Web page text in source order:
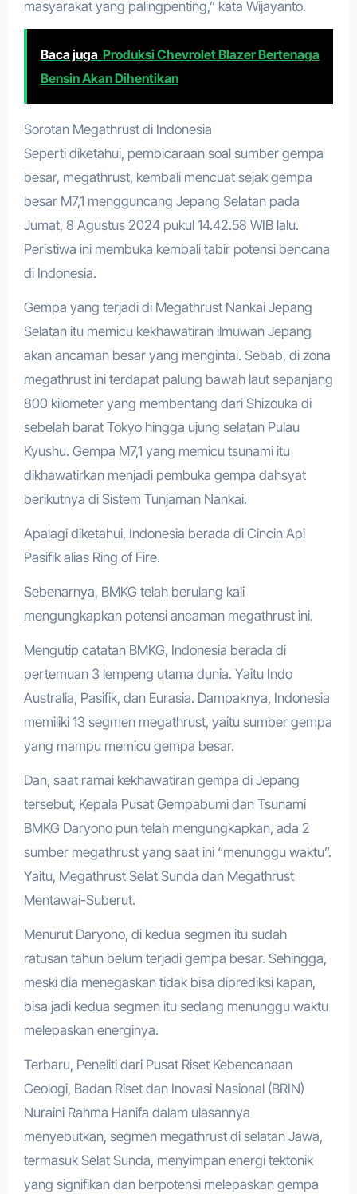
masyarakat yang palingpenting,” kata Wijayanto.
Baca juga Produksi Chevrolet Blazer Bertenaga
Bensin Akan Dihentikan
Sorotan Megathrust di Indonesia
Seperti diketahui, pembicaraan soal sumber gempa
besar, megathrust, kembali mencuat sejak gempa
besar M7,1 mengguncang Jepang Selatan pada
Jumat, 8 Agustus 2024 pukul 14.42.58 WIB lalu.
Peristiwa ini membuka kembali tabir potensi bencana
di Indonesia.
Gempa yang terjadi di Megathrust Nankai Jepang
Selatan itu memicu kekhawatiran ilmuwan Jepang
akan ancaman besar yang mengintai. Sebab, di zona
megathrust ini terdapat palung bawah laut sepanjang
800 kilometer yang membentang dari Shizouka di
sebelah barat Tokyo hingga ujung selatan Pulau
Kyushu. Gempa M7,1 yang memicu tsunami itu
dikhawatirkan menjadi pembuka gempa dahsyat
berikutnya di Sistem Tunjaman Nankai.
Apalagi diketahui, Indonesia berada di Cincin Api
Pasifik alias Ring of Fire.
Sebenarnya, BMKG telah berulang kali
mengungkapkan potensi ancaman megathrust ini.
Mengutip catatan BMKG, Indonesia berada di
pertemuan 3 lempeng utama dunia. Yaitu Indo
Australia, Pasifik, dan Eurasia. Dampaknya, Indonesia
memiliki 13 segmen megathrust, yaitu sumber gempa
yang mampu memicu gempa besar.
Dan, saat ramai kekhawatiran gempa di Jepang
tersebut, Kepala Pusat Gempabumi dan Tsunami
BMKG Daryono pun telah mengungkapkan, ada 2
sumber megathrust yang saat ini “menunggu waktu”.
Yaitu, Megathrust Selat Sunda dan Megathrust
Mentawai-Suberut.
Menurut Daryono, di kedua segmen itu sudah
ratusan tahun belum terjadi gempa besar. Sehingga,
meski dia menegaskan tidak bisa diprediksi kapan,
bisa jadi kedua segmen itu sedang menunggu waktu
melepaskan energinya.
Terbaru, Peneliti dari Pusat Riset Kebencanaan
Geologi, Badan Riset dan Inovasi Nasional (BRIN)
Nuraini Rahma Hanifa dalam ulasannya
menyebutkan, segmen megathrust di selatan Jawa,
termasuk Selat Sunda, menyimpan energi tektonik
yang signifikan dan berpotensi melepaskan gempa